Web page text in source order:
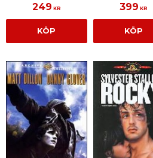
249 KR
KÖP
399 KR
KÖP